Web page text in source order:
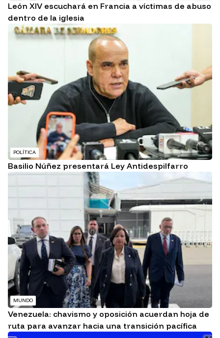
León XIV escuchará en Francia a víctimas de abuso
dentro de la iglesia
POLÍTICA
Basilio Núñez presentará Ley Antidespilfarro
MUNDO
Venezuela: chavismo y oposición acuerdan hoja de
ruta para avanzar hacia una transición pacífica